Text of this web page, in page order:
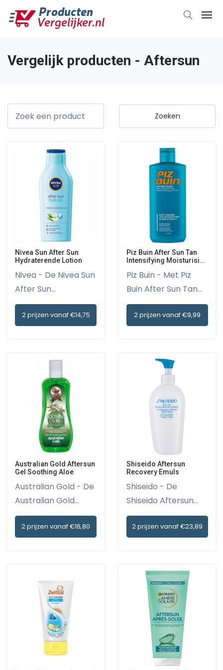
Vergelijk producten - Aftersun
Nivea Sun After Sun
Hydraterende Lotion
Nivea - De Nivea Sun
After Sun
Hydraterende...
2 prijzen vanaf €14,75
Piz Buin After Sun Tan
Intensifying Moisturising
Piz Buin - Met Piz
Buin After Sun Tan
Inten...
2 prijzen vanaf €9,99
Australian Gold Aftersun
Gel Soothing Aloe
Australian Gold - De
Australian Gold
Afters...
2 prijzen vanaf €16,80
Shiseido Aftersun
Recovery Emuls
Shiseido - De
Shiseido Aftersun
Recovery Em...
2 prijzen vanaf €23,89